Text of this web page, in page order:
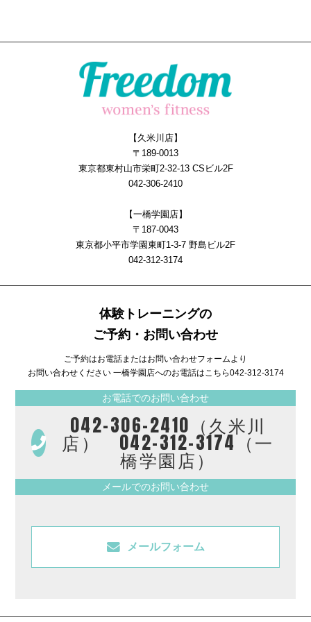
【久米川店】
〒189-0013
東京都東村山市栄町2-32-13 CSビル2F
042-306-2410
【一橋学園店】
〒187-0043
東京都小平市学園東町1-3-7 野島ビル2F
042-312-3174
体験トレーニングの
ご予約・お問い合わせ
ご予約はお電話またはお問い合わせフォームより
お問い合わせください 一橋学園店へのお電話はこちら042-312-3174
お電話でのお問い合わせ
042-306-2410（久米川
店） 042-312-3174（一
橋学園店）
メールでのお問い合わせ
メールフォーム